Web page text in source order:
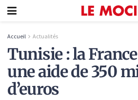
Accueil Actualités
Tunisie : la
une aide de 350
d’euros